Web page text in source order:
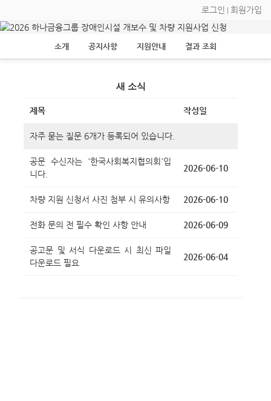
로그인 회원가입
소개 공지사항 지원안내 결과 조회
새 소식
제목 작성일
자주 묻는 질문 6개가 등록되어 있습니다.
공문 수신자는 '한국사회복지협의회'입
니다.
2026-06-10
차량 지원 신청서 사진 첨부 시 유의사항 2026-06-10
전화 문의 전 필수 확인 사항 안내 2026-06-09
공고문 및 서식 다운로드 시 최신 파일
다운로드 필요
2026-06-04